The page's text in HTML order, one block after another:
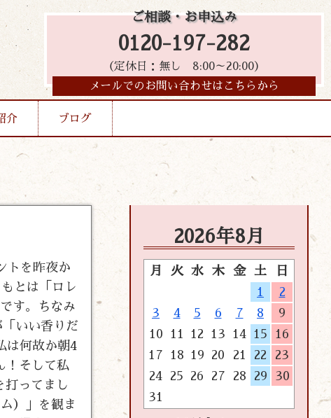
ご相談・お申込み
0120-197-282
（定休日：無し 8:00～20:00）
メールでのお問い合わせはこちらから
介 ブログ
トを昨夜か
とは「ロレ
す。ちなみ
いい香りだ
は何故か朝4
！そして私
打ってまし
）」を観ま
2026年8月
月 火 水 木 金 土
日
1
2
3
4 5 6 7 8
9
10
11 12 13 14 15
16
17
18 19 20 21 22
23
24
25 26 27 28 29
30
31